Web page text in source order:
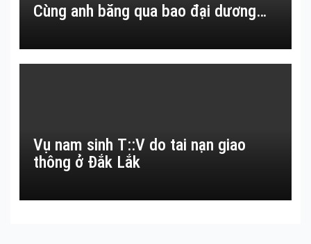
Cùng anh băng qua bao đại dương…
Vụ nam sinh T::V do tai nạn giao
thông ở Đắk Lắk